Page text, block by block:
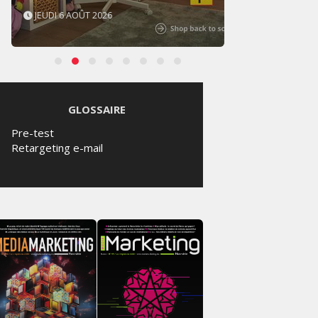
JEUDI 6 AOÛT 2026
GLOSSAIRE
Pre-test
Retargeting e-mail